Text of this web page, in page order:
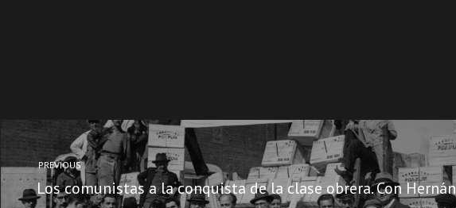
PREVIOUS
Los comunistas a la conquista de la clase obrera. Con Hernán